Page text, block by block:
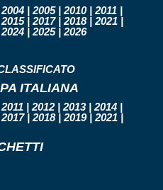
| 2005 | 2010 | 2011 |
| 2017 | 2018 | 2021 |
| 2025 | 2026
ITALIANA
| 2012 | 2013 | 2014 |
| 2018 | 2019 | 2021 |